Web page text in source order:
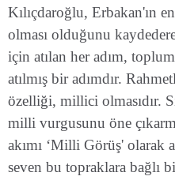
Kılıçdaroğlu, Erbakan'ın
olması olduğunu
için atılan her adım,
atılmış bir adımdır.
özelliği, millici olmasıdır.
milli vurgusunu öne
akımı ‘Milli Görüş' olarak
seven bu topraklara bağlı